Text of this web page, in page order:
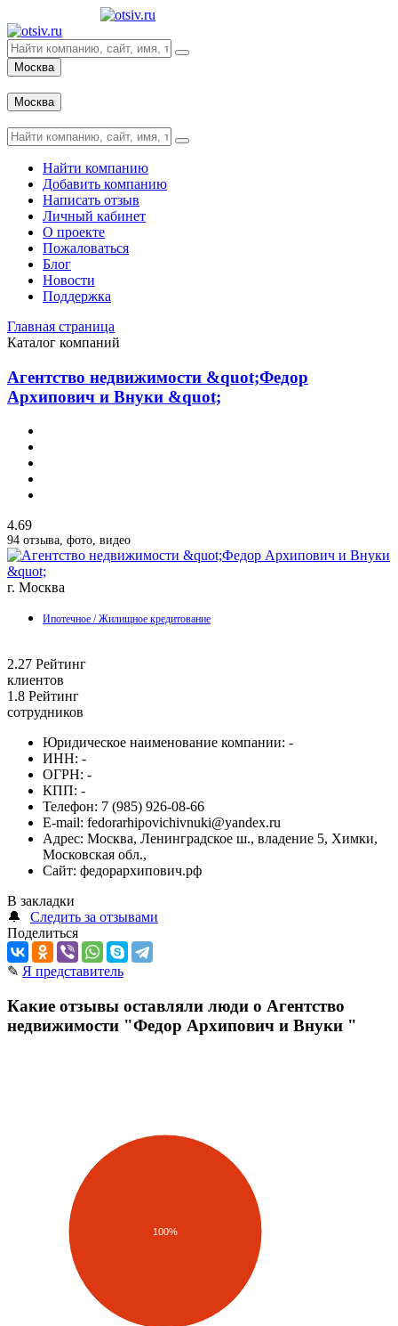
Москва
Москва
Найти компанию
Добавить компанию
Написать отзыв
Личный кабинет
О проекте
Пожаловаться
Блог
Новости
Поддержка
Главная страница
Каталог компаний
Агентство недвижимости &quot;Федор
Архипович и Внуки &quot;
4.69
94 отзыва, фото, видео
г. Москва
Ипотечное / Жилищное кредитование
2.27 Рейтинг
клиентов
1.8 Рейтинг
сотрудников
Юридическое наименование компании: -
ИНН: -
ОГРН: -
КПП: -
Телефон: 7 (985) 926-08-66
E-mail: fedorarhipovichivnuki@yandex.ru
Адрес: Москва, Ленинградское ш., владение 5, Химки,
Московская обл.,
Сайт: федорархипович.рф
В закладки
🔔
Следить за отзывами
Поделиться
✎ Я представитель
Какие отзывы оставляли люди о Агентство
недвижимости "Федор Архипович и Внуки "
100%